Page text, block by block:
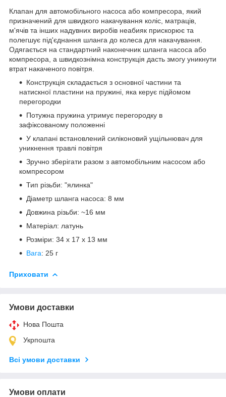
Клапан для автомобільного насоса або компресора, який
призначений для швидкого накачування коліс, матраців,
м'ячів та інших надувних виробів неабияк прискорює та
полегшує під'єднання шланга до колеса для накачування.
Одягається на стандартний наконечник шланга насоса або
компресора, а швидкознімна конструкція дасть змогу уникнути
втрат накаченого повітря.
Конструкція складається з основної частини та
натискної пластини на пружині, яка керує підйомом
перегородки
Потужна пружина утримує перегородку в
зафіксованому положенні
У клапані встановлений силіконовий ущільнювач для
уникнення травлі повітря
Зручно зберігати разом з автомобільним насосом або
компресором
Тип різьби: "ялинка"
Діаметр шланга насоса: 8 мм
Довжина різьби: ~16 мм
Матеріал: латунь
Розміри: 34 x 17 x 13 мм
Вага: 25 г
Приховати
Умови доставки
Нова Пошта
Укрпошта
Всі умови доставки
Умови оплати